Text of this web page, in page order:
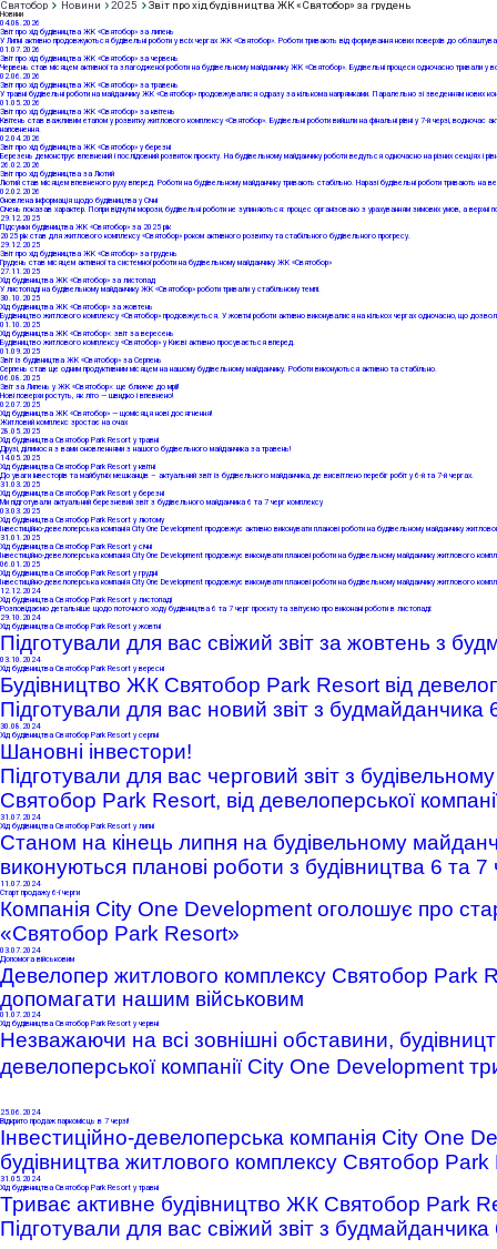
Святобор Новини 2025 Звіт про хід будівництва ЖК «Святобор» за грудень
Новини
04.08.2026
Звіт про хід будівництва ЖК «Святобор» за липень
У Липні активно продовжуються будівельні роботи у всіх чергах ЖК «Святобор». Роботи тривають від формування нових поверхів до
01 .07.2026
Звіт про хід будівництва ЖК «Святобор» за червень
Червень став місяцем активної та злагодженої роботи на будівельному майданчику ЖК «Святобор». Будівельні процеси одночасно тривали у
02.06.2026
Звіт про хід будівництва ЖК «Святобор» за травень
У травні будівельні роботи на майданчику ЖК «Святобор» продовжувалися одразу за кількома напрямками. Паралельно зі зведенням нових
01 .05.2026
Звіт про хід будівництва ЖК «Святобор» за квітень
Квітень став важливим етапом у розвитку житлового комплексу «Святобор». Будівельні роботи вийшли на фінальні рівні у 7-й черзі,
наповнення.
02.04.2026
Звіт про хід будівництва ЖК «Святобор» у березні
Березень демонструє впевнений і послідовний розвиток проєкту. На будівельному майданчику роботи ведуться одночасно на різних секціях і
26.02.2026
Звіт про хід будівництва за Лютий
Лютий став місяцем впевненого руху вперед. Роботи на будівельному майданчику тривають стабільно. Наразі будівельні роботи тривають на
02.02.2026
Оновлена інформація щодо будівництва у Січні
Січень показав характер. Попри відчутні морози, будівельні роботи не зупиняються: процес організовано з урахуванням зимових умов, а
29.12.2025
Підсумки будівництва ЖК «Святобор» за 2025 рік
2025 рік став для житлового комплексу «Святобор» роком активного розвитку та стабільного будівельного прогресу.
29.12.2025
Звіт про хід будівництва ЖК «Святобор» за грудень
Грудень став місяцем активної та системної роботи на будівельному майданчику ЖК «Святобор»
27.11.2025
Хід будівництва ЖК «Святобор» за листопад
У листопаді на будівельному майданчику ЖК «Святобор» роботи тривали у стабільному темпі.
30.10.2025
Хід будівництва ЖК «Святобор» за жовтень
Будівництво житлового комплексу «Святобор» продовжується. У жовтні роботи активно виконувалися на кількох чергах одночасно, що
01 .10.2025
Хід будівництва ЖК «Святобор»: звіт за вересень
Будівництво житлового комплексу «Святобор» у Києві активно просувається вперед.
01 .09.2025
Звіт із будівництва ЖК «Святобор» за Серпень
Серпень став ще одним продуктивним місяцем на нашому будівельному майданчику. Роботи виконуються активно та стабільно.
06.08.2025
Звіт за Липень у ЖК «Святобор»: ще ближче до мрії!
Нові поверхи ростуть, як літо — швидко і впевнено!
02.07.2025
Хід будівництва ЖК «Святобор» — щомісяця нові досягнення!
Житловий комплекс зростає на очах
28.05.2025
Хід будівництва Святобор Park Resort у травні
Друзі, ділимося з вами оновленнями з нашого будівельного майданчика за травень!
14.05.2025
Хід будівництва Святобор Park Resort у квітні
До уваги інвесторів та майбутніх мешканців – актуальний звіт із будівельного майданчика, де висвітлено перебіг робіт у 6-й та 7-й чергах.
31 .03.2025
Хід будівництва Святобор Park Resort у березні
Ми підготували актуальний березневий звіт з будівельного майданчика 6 та 7 черг комплексу
03.03.2025
Хід будівництва Святобор Park Resort у лютому
Інвестиційно-девелоперська компанія City One Development продовжує активно виконувати планові роботи на будівельному майданчику
31 .01.2025
Хід будівництва Святобор Park Resort у січні
Інвестиційно-девелоперська компанія City One Development продовжує виконувати планові роботи на будівельному майданчику житлового
06.01.2025
Хід будівництва Святобор Park Resort у грудні
Інвестиційно-девелоперська компанія City One Development продовжує виконувати планові роботи на будівельному майданчику житлового
12.12.2024
Хід будівництва Святобор Park Resort у листопаді
Розповідаємо детальніше щодо поточного ходу будівництва 6 та 7 черг проєкту та звітуємо про виконані роботи в листопаді:
29.10.2024
Хід будівництва Святобор Park Resort у жовтні
Підготували для вас свіжий звіт за жовтень з
03.10.2024
Хід будівництва Святобор Park Resort у вересні
Будівництво ЖК Святобор Park Resort від
Підготували для вас новий звіт з будмайданчика
30.08.2024
Хід будівництва Святобор Park Resort у серпні
Шановні інвестори!
Підготували для вас черговий звіт з
Святобор Park Resort, від девелоперської
31 .07.2024
Хід будівництва Святобор Park Resort у липні
Станом на кінець липня на будівельному
виконуються планові роботи з будівництва 6 та 7
11 .07.2024
Старт продажу 6-ї черги
Компанія City One Development оголошує про
«Святобор Park Resort»
03.07.2024
Допомога військовим
Девелопер житлового комплексу Святобор Park
допомагати нашим військовим
01 .07.2024
Хід будівництва Святобор Park Resort у червні
Незважаючи на всі зовнішні обставини,
девелоперської компанії City One Development
25.06.2024
Відкрито продаж паркомісць в 7 черзі!
Інвестиційно-девелоперська компанія City One
будівництва житлового комплексу Святобор Park
31 .05.2024
Хід будівництва Святобор Park Resort у травні
Триває активне будівництво ЖК Святобор Park
Підготували для вас свіжий звіт з